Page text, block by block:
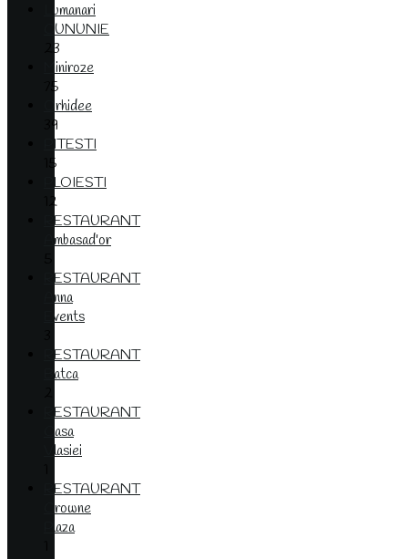
Lumanari
CUNUNIE
23
Miniroze
75
Orhidee
39
PITESTI
15
PLOIESTI
12
RESTAURANT
Ambasad'or
RESTAURANT
Anna
Events
RESTAURANT
Batca
RESTAURANT
Casa
Vlasiei
RESTAURANT
Crowne
Plaza